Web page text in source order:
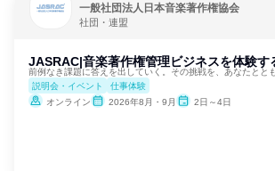
一般社団法人日本音楽著作権協会
社団・連盟
JASRAC|音楽著作権管理ビジネスを体験す
説明会・イベント
仕事体験
オンライン
2026年8月・9月 2日～4日